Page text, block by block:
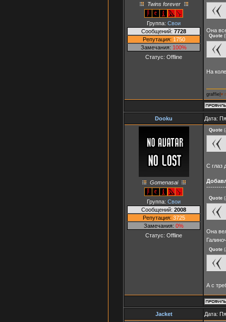
Twins forever
Группа: Свои
Сообщений: 7728
Репутация: 1750
Замечания: 100%
Статус: Offline
Она
Quote (
На
graffie| ♥
Dooku Дата:
Gomenasai
Группа: Свои
Сообщений: 2008
Репутация: 3725
Замечания: 0%
Статус: Offline
Quote (
С глаз
Quote (
Она
Quote (
А с
Jacket Дата: